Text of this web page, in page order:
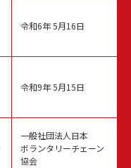
令和6年 5月16日
令和9年 5月15日
一般社団法人日本
ボランタリーチェーン
協会